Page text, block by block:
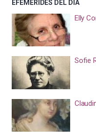
EFEMÉRIDES DEL DÍA
Elly
Sofie